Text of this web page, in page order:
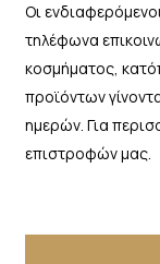
Οι
τηλέφωνα
κοσμήματος,
προϊόντων
ημερών. Για
επιστροφών μας.